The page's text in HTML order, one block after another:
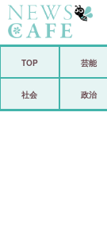
TOP 芸能
社会 政治